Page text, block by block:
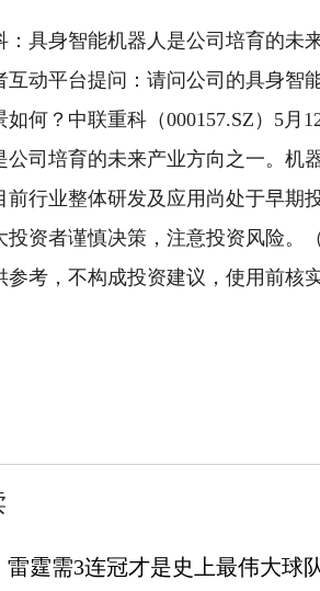
：具身智能机器人是公司培育的未
互动平台提问：请问公司的具身智
如何？中联重科（000157.SZ）5月
公司培育的未来产业方向之一。机
前行业整体研发及应用尚处于早期
投资者谨慎决策，注意投资风险。
参考，不构成投资建议，使用前核
雷霆需3连冠才是史上最伟大球